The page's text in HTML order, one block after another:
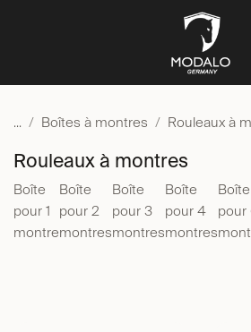
... Boîtes à montres Rouleaux à
Rouleaux à montres
Boîte
pour 1
montre
Boîte
pour 2
montres
Boîte
pour 3
montres
Boîte
pour 4
montres
Boîte
pour